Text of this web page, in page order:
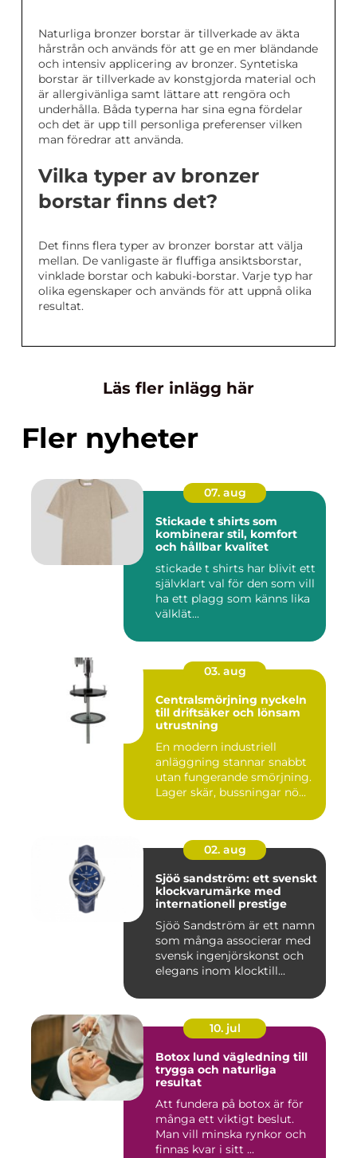
Naturliga bronzer borstar är tillverkade av äkta
hårstrån och används för att ge en mer bländande
och intensiv applicering av bronzer. Syntetiska
borstar är tillverkade av konstgjorda material och
är allergivänliga samt lättare att rengöra och
underhålla. Båda typerna har sina egna fördelar
och det är upp till personliga preferenser vilken
man föredrar att använda.
Vilka typer av bronzer
borstar finns det?
Det finns flera typer av bronzer borstar att välja
mellan. De vanligaste är fluffiga ansiktsborstar,
vinklade borstar och kabuki-borstar. Varje typ har
olika egenskaper och används för att uppnå olika
resultat.
Läs fler inlägg här
Fler nyheter
07. aug
Stickade t shirts som
kombinerar stil, komfort
och hållbar kvalitet
stickade t shirts har blivit ett
självklart val för den som vill
ha ett plagg som känns lika
välklät...
03. aug
Centralsmörjning nyckeln
till driftsäker och lönsam
utrustning
En modern industriell
anläggning stannar snabbt
utan fungerande smörjning.
Lager skär, bussningar nö...
02. aug
Sjöö sandström: ett svenskt
klockvarumärke med
internationell prestige
Sjöö Sandström är ett namn
som många associerar med
svensk ingenjörskonst och
elegans inom klocktill...
10. jul
Botox lund vägledning till
trygga och naturliga
resultat
Att fundera på botox är för
många ett viktigt beslut.
Man vill minska rynkor och
finnas kvar i sitt ...